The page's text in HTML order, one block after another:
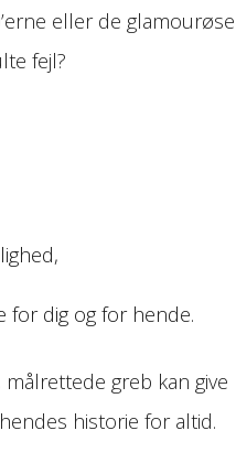
eller de glamourøse
fejl?
for dig og for hende.
greb kan give
historie for altid.